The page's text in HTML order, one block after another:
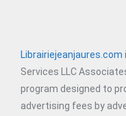
Librairiejeanjaures.com
Services LLC
program designed to
advertising fees by